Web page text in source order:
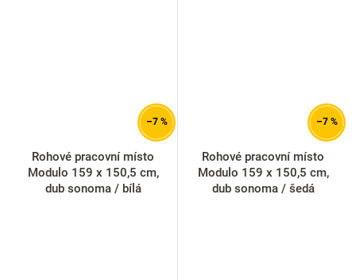
–7 %
Rohové pracovní místo
Modulo 159 x 150,5 cm,
dub sonoma / bílá
–7 %
Rohové pracovní místo
Modulo 159 x 150,5 cm,
dub sonoma / šedá